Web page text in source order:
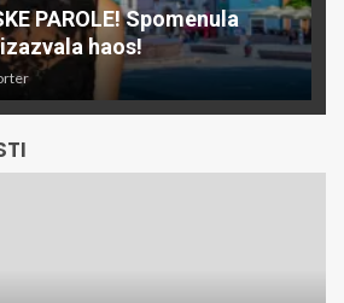
PAROLE! Spomenula
haos!